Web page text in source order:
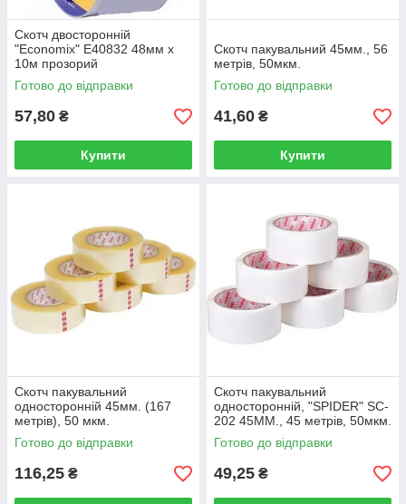
Скотч двосторонній
"Economix" E40832 48мм х
10м прозорий
Готово до відправки
57,80 ₴
Купити
Скотч пакувальний 45мм., 56
метрів, 50мкм.
Готово до відправки
41,60 ₴
Купити
Скотч пакувальний
односторонній 45мм. (167
метрів), 50 мкм.
Готово до відправки
116,25 ₴
Скотч пакувальний
односторонній, "SPIDER" SC-
202 45ММ., 45 метрів, 50мкм.
білий
Готово до відправки
49,25 ₴